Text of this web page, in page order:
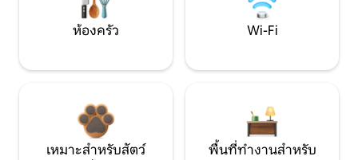
ห้องครัว Wi-Fi
เหมาะสำหรับสัตว์
พื้นที่ทำงานสำหรับ